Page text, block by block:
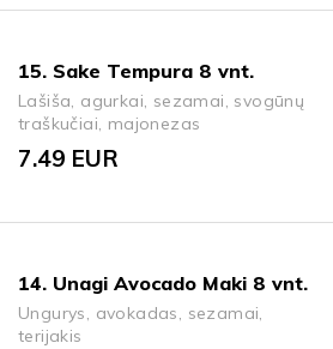
15. Sake Tempura 8 vnt.
Lašiša, agurkai, sezamai, svogūnų
traškučiai, majonezas
7.49 EUR
14. Unagi Avocado Maki 8 vnt.
Ungurys, avokadas, sezamai,
terijakis